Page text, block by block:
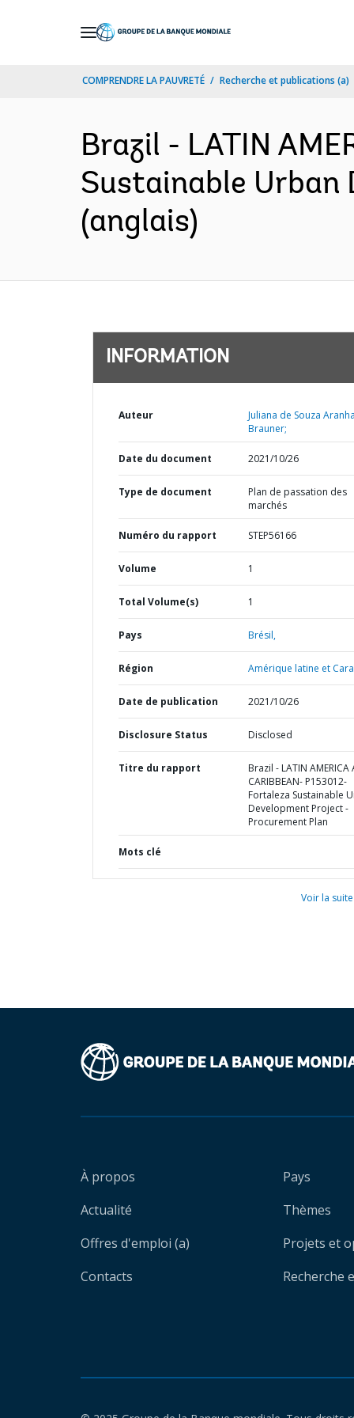
COMPRENDRE LA PAUVRETÉ Recherche et publications (a)
Brazil - LATIN
Sustainable Urban
(anglais)
INFORMATION
Auteur
Juliana de Souza Aranha
Brauner;
Date du document 2021/10/26
Type de document
Plan de passation des
marchés
Numéro du rapport STEP56166
Volume 1
Total Volume(s) 1
Pays Brésil,
Région Amérique latine et
Date de publication 2021/10/26
Disclosure Status Disclosed
Titre du rapport
Brazil - LATIN AMERICA
CARIBBEAN- P153012-
Fortaleza Sustainable
Development Project -
Procurement Plan
Mots clé
Voir la suite
À propos
Actualité
Offres d'emploi (a)
Contacts
Pays
Thèmes
Projets et
Recherche